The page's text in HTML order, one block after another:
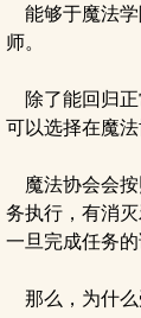
能够于魔法学
师。
除了能回归正
可以选择在魔法
魔法协会会按
务执行，有消
一旦完成任务
那么，为什么